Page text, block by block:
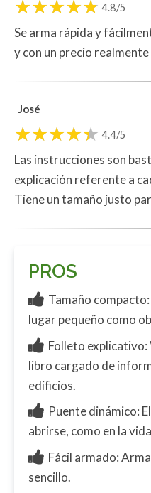
4.8/5
Se arma rápida y
y con un precio
José
4.4/5
Las instrucciones son
explicación referente a
Tiene un tamaño justo
PROS
Tamaño
lugar pequeño como
Folleto explicativo:
libro cargado de
edificios.
Puente dinámico:
abrirse, como en la
Fácil armado:
sencillo.